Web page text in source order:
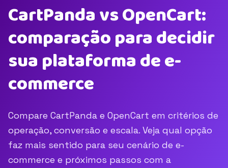
CartPanda vs OpenCart:
comparação para decidir
sua plataforma de e-
commerce
Compare CartPanda e OpenCart em critérios de
operação, conversão e escala. Veja qual opção
faz mais sentido para seu cenário de e-
commerce e próximos passos com a